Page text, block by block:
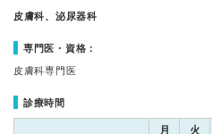
皮膚科、泌尿器科
専門医・資格：
皮膚科専門医
診療時間
月 火